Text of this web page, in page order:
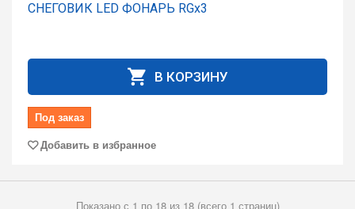
СНЕГОВИК LED ФОНАРЬ RGx3
В КОРЗИНУ
Под заказ
Добавить в избранное
Показано с 1 по 18 из 18 (всего 1 страниц)